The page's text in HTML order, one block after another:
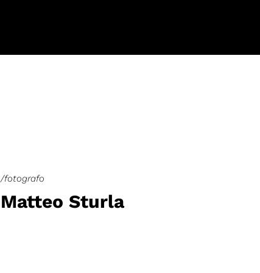
/fotografo
Matteo Sturla